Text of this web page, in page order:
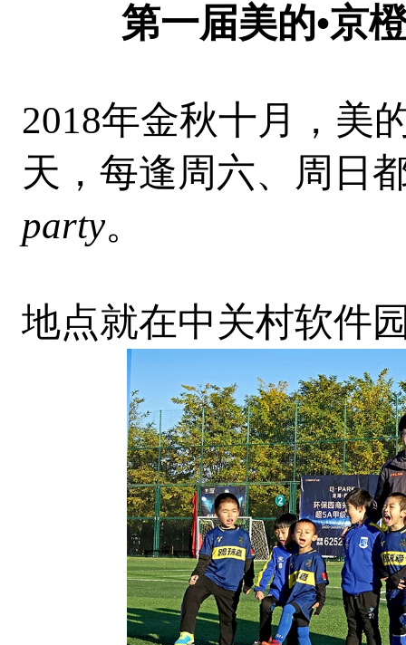
第一届美的•京
2018年金秋十月，美
天，每逢周六、周日
party。
地点就在中关村软件